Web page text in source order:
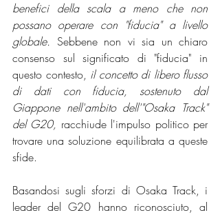
benefici della scala a meno che non
possano operare con "fiducia" a livello
globale. Sebbene non vi sia un chiaro
consenso sul significato di "fiducia" in
questo contesto, il concetto di libero flusso
di dati con fiducia, sostenuto dal
Giappone nell'ambito dell'"Osaka Track"
del G20, racchiude l'impulso politico per
trovare una soluzione equilibrata a queste
sfide.
Basandosi sugli sforzi di Osaka Track, i
leader del G20 hanno riconosciuto, al